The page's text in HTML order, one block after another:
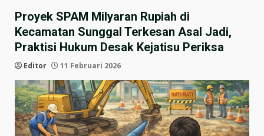
Proyek SPAM Milyaran Rupiah di
Kecamatan Sunggal Terkesan Asal Jadi,
Praktisi Hukum Desak Kejatisu Periksa
Editor 11 Februari 2026